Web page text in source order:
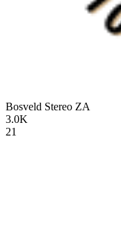
Bosveld Stereo ZA
3.0K
21